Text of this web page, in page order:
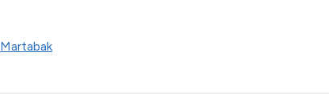
Martabak